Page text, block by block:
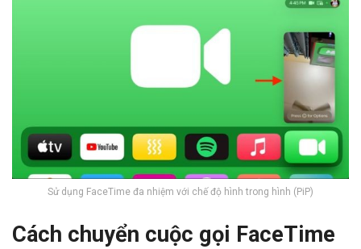
Sử dụng FaceTime đa nhiệm với chế độ hình trong hình (PiP)
Cách chuyển cuộc gọi FaceTime